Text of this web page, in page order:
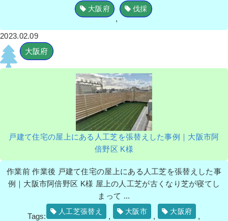
大阪府
,
伐採
2023.02.09
大阪府
戸建て住宅の屋上にある人工芝を張替えした事例｜大阪市阿
倍野区 K様
作業前 作業後 戸建て住宅の屋上にある人工芝を張替えした事
例｜大阪市阿倍野区 K様 屋上の人工芝が古くなり芝が寝てし
まって ...
Tags:
人工芝張替え
,
大阪市
,
大阪府
,